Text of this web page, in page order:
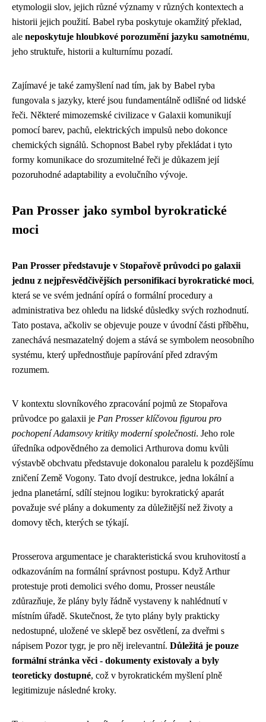
etymologii slov, jejich různé významy v různých kontextech a
historii jejich použití. Babel ryba poskytuje okamžitý překlad,
ale neposkytuje hloubkové porozumění jazyku samotnému,
jeho struktuře, historii a kulturnímu pozadí.
Zajímavé je také zamyšlení nad tím, jak by Babel ryba
fungovala s jazyky, které jsou fundamentálně odlišné od lidské
řeči. Některé mimozemské civilizace v Galaxii komunikují
pomocí barev, pachů, elektrických impulsů nebo dokonce
chemických signálů. Schopnost Babel ryby překládat i tyto
formy komunikace do srozumitelné řeči je důkazem její
pozoruhodné adaptability a evolučního vývoje.
Pan Prosser jako symbol byrokratické
moci
Pan Prosser představuje v Stopařově průvodci po galaxii
jednu z nejpřesvědčivějších personifikací byrokratické moci,
která se ve svém jednání opírá o formální procedury a
administrativa bez ohledu na lidské důsledky svých rozhodnutí.
Tato postava, ačkoliv se objevuje pouze v úvodní části příběhu,
zanechává nesmazatelný dojem a stává se symbolem neosobního
systému, který upřednostňuje papírování před zdravým
rozumem.
V kontextu slovníkového zpracování pojmů ze Stopařova
průvodce po galaxii je Pan Prosser klíčovou figurou pro
pochopení Adamsovy kritiky moderní společnosti. Jeho role
úředníka odpovědného za demolici Arthurova domu kvůli
výstavbě obchvatu představuje dokonalou paralelu k pozdějšímu
zničení Země Vogony. Tato dvojí destrukce, jedna lokální a
jedna planetární, sdílí stejnou logiku: byrokratický aparát
považuje své plány a dokumenty za důležitější než životy a
domovy těch, kterých se týkají.
Prosserova argumentace je charakteristická svou kruhovitostí a
odkazováním na formální správnost postupu. Když Arthur
protestuje proti demolici svého domu, Prosser neustále
zdůrazňuje, že plány byly řádně vystaveny k nahlédnutí v
místním úřadě. Skutečnost, že tyto plány byly prakticky
nedostupné, uložené ve sklepě bez osvětlení, za dveřmi s
nápisem Pozor tygr, je pro něj irelevantní. Důležitá je pouze
formální stránka věci - dokumenty existovaly a byly
teoreticky dostupné, což v byrokratickém myšlení plně
legitimizuje následné kroky.